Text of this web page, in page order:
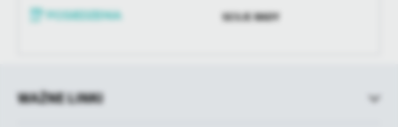
SESJE RADY
WAŻNE LINKI